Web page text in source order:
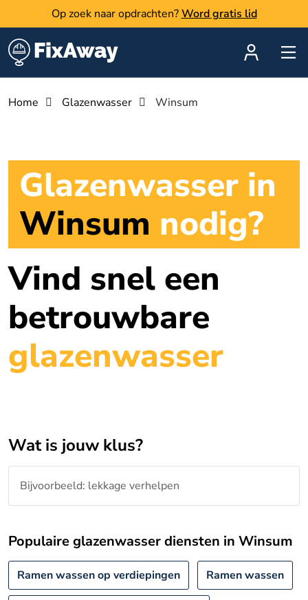
Op zoek naar opdrachten? Word gratis lid
Home Glazenwasser Winsum
Glazenwasser in
Winsum nodig?
Vind snel een
betrouwbare
glazenwasser
Wat is jouw klus?
Populaire glazenwasser diensten in Winsum
Ramen wassen op verdiepingen Ramen wassen